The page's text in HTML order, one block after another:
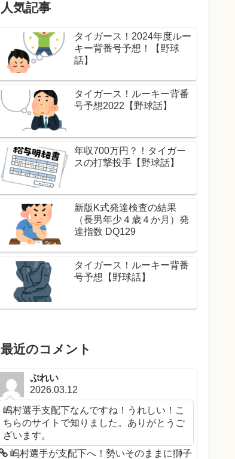
人気記事
タイガース！2024年度ルー
キー背番号予想！【野球
話】
タイガース！ルーキー背番
号予想2022【野球話】
年収700万円？！タイガー
スの打撃投手【野球話】
新版K式発達検査の結果
（長男年少４歳４か月）発
達指数 DQ129
タイガース！ルーキー背番
号予想【野球話】
最近のコメント
ぷれい
2026.03.12
嶋村選手支配下なんですね！うれしい！こ
ちらのサイトで知りました。ありがとうご
ざいます。
嶋村選手が支配下へ！勢いそのままに獅子